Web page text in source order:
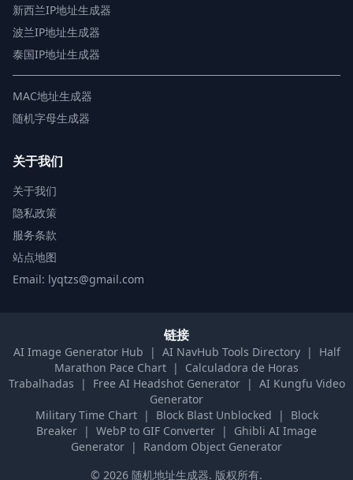
新西兰IP地址生成器
波兰IP地址生成器
泰国IP地址生成器
MAC地址生成器
随机字母生成器
关于我们
关于我们
隐私政策
服务条款
站点地图
Email: lyqtzs@gmail.com
链接
AI Image Generator Hub | AI NavHub Tools Directory |
Half
Marathon Pace Chart |
Calculadora de Horas
Trabalhadas
| Free AI Headshot Generator | AI Kungfu Video
Generator
Military Time Chart
| Block Blast Unblocked |
Block
Breaker | WebP to GIF Converter |
Ghibli AI Image
Generator |
Random Object Generator
© 2026 随机地址生成器. 版权所有.